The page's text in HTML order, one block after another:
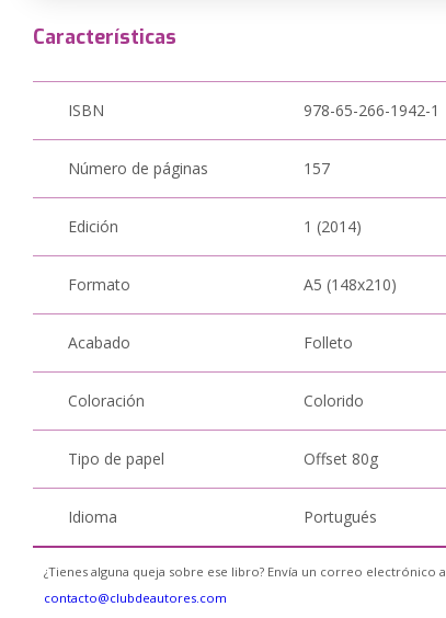
Características
ISBN 978-65-266-1942-1
Número de páginas 157
Edición 1 (2014)
Formato A5 (148x210)
Acabado Folleto
Coloración Colorido
Tipo de papel Offset 80g
Idioma Portugués
¿Tienes alguna queja sobre ese libro? Envía un correo electrónico a
contacto@clubdeautores.com